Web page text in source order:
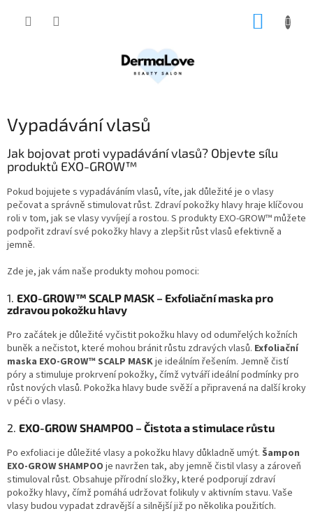
Vypadávání vlasů
Jak bojovat proti vypadávání vlasů? Objevte sílu
produktů EXO-GROW™
Pokud bojujete s vypadáváním vlasů, víte, jak důležité je o vlasy
pečovat a správně stimulovat růst. Zdraví pokožky hlavy hraje klíčovou
roli v tom, jak se vlasy vyvíjejí a rostou. S produkty EXO-GROW™ můžete
podpořit zdraví své pokožky hlavy a zlepšit růst vlasů efektivně a
jemně.
Zde je, jak vám naše produkty mohou pomoci:
1. EXO-GROW™ SCALP MASK – Exfoliační maska pro
zdravou pokožku hlavy
Pro začátek je důležité vyčistit pokožku hlavy od odumřelých kožních
buněk a nečistot, které mohou bránit růstu zdravých vlasů. Exfoliační
maska EXO-GROW™ SCALP MASKje ideálním řešením. Jemně čistí
póry a stimuluje prokrvení pokožky, čímž vytváří ideální podmínky pro
růst nových vlasů. Pokožka hlavy bude svěží a připravená na další kroky
v péči o vlasy.
2. EXO-GROW SHAMPOO – Čistota a stimulace růstu
Po exfoliaci je důležité vlasy a pokožku hlavy důkladně umýt. Šampon
EXO-GROW SHAMPOO je navržen tak, aby jemně čistil vlasy a zároveň
stimuloval růst. Obsahuje přírodní složky, které podporují zdraví
pokožky hlavy, čímž pomáhá udržovat folikuly v aktivním stavu. Vaše
vlasy budou vypadat zdravější a silnější již po několika použitích.